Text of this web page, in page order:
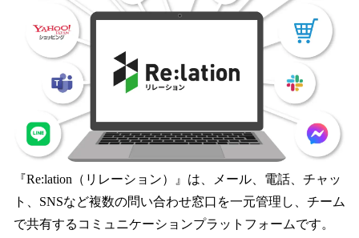
『Re:lation（リレーション）』は、メール、電話、チャッ
ト、SNSなど複数の問い合わせ窓口を一元管理し、チーム
で共有するコミュニケーションプラットフォームです。